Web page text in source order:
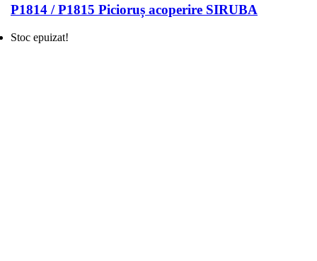
P1814 / P1815 Picioruș acoperire SIRUBA
Stoc epuizat!